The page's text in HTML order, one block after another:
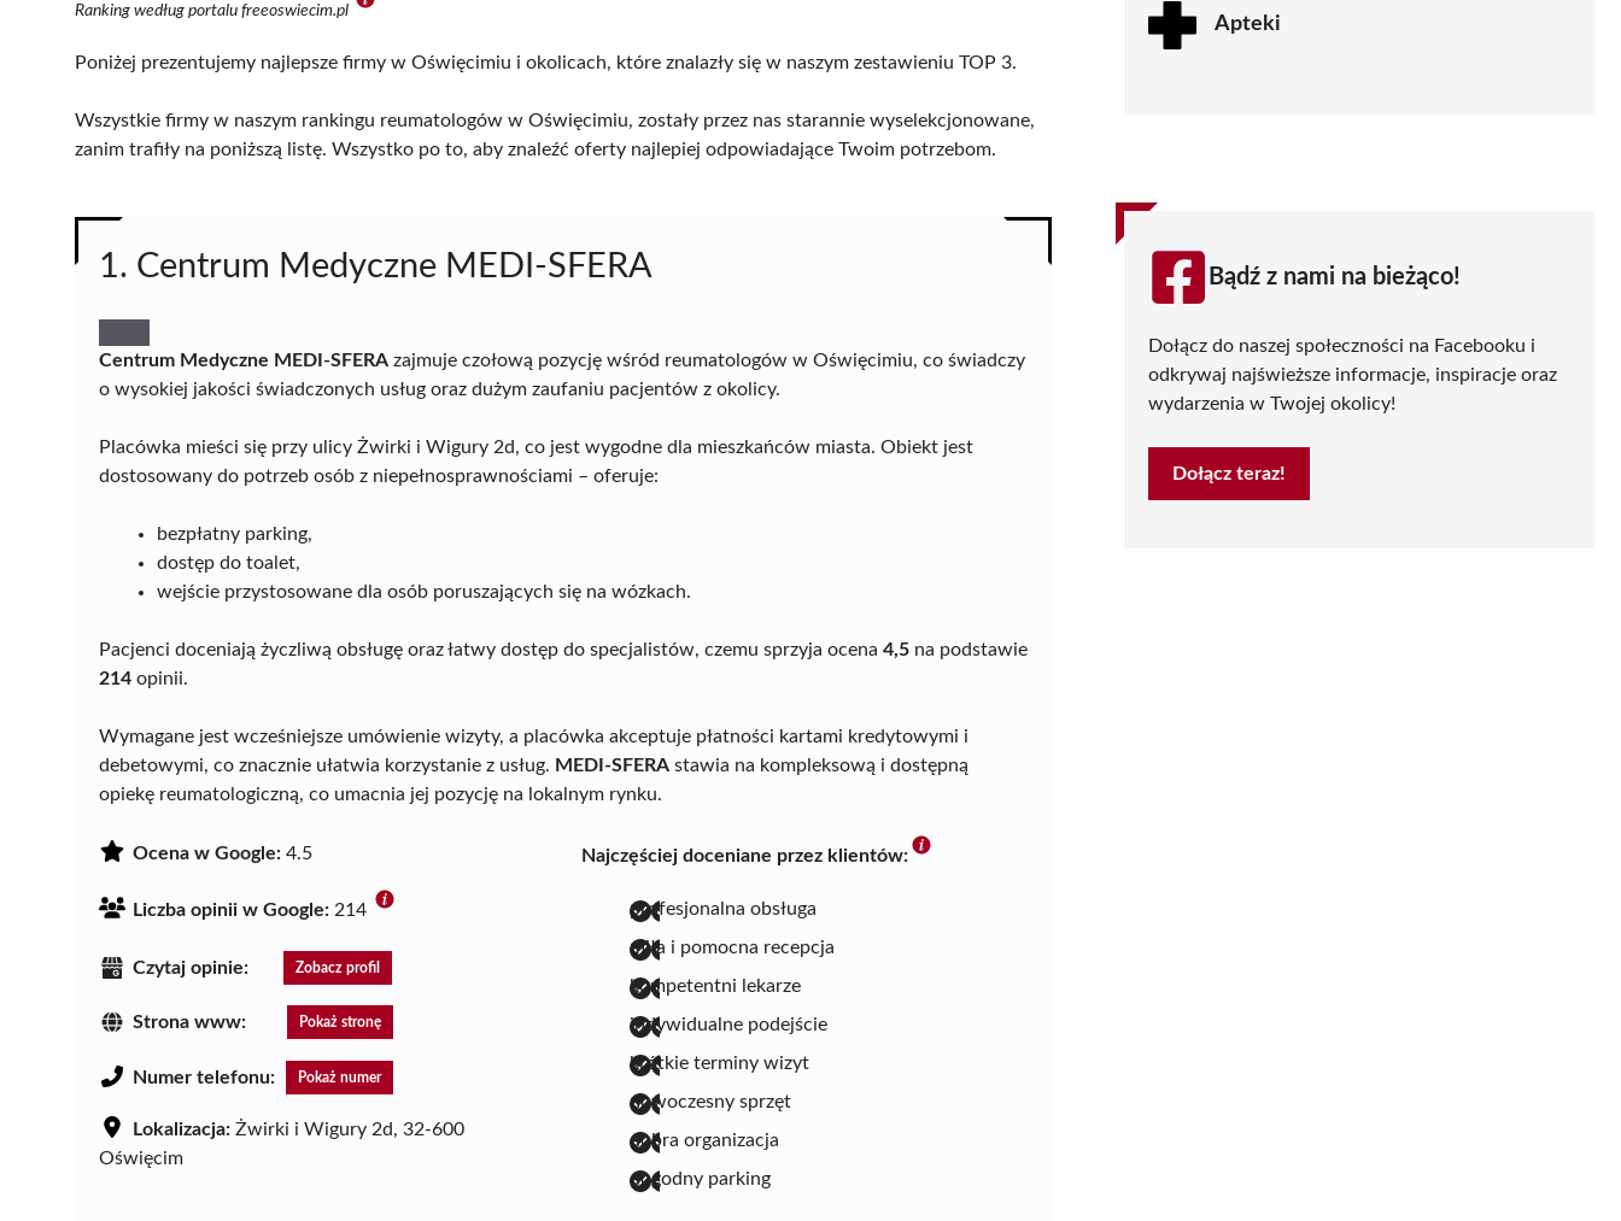
Ranking według portalu freeoswiecim.pl
Poniżej prezentujemy najlepsze firmy w Oświęcimiu i okolicach, które znalazły się w naszym zestawieniu TOP 3.
Wszystkie firmy w naszym rankingu reumatologów w Oświęcimiu, zostały przez nas starannie wyselekcjonowane,
zanim trafiły na poniższą listę. Wszystko po to, aby znaleźć oferty najlepiej odpowiadające Twoim potrzebom.
1. Centrum Medyczne MEDI-SFERA
Centrum Medyczne MEDI-SFERA zajmuje czołową pozycję wśród reumatologów w Oświęcimiu, co świadczy
o wysokiej jakości świadczonych usług oraz dużym zaufaniu pacjentów z okolicy.
Placówka mieści się przy ulicy Żwirki i Wigury 2d, co jest wygodne dla mieszkańców miasta. Obiekt jest
dostosowany do potrzeb osób z niepełnosprawnościami – oferuje:
bezpłatny parking,
dostęp do toalet,
wejście przystosowane dla osób poruszających się na wózkach.
Pacjenci doceniają życzliwą obsługę oraz łatwy dostęp do specjalistów, czemu sprzyja ocena 4,5 na podstawie
214 opinii.
Wymagane jest wcześniejsze umówienie wizyty, a placówka akceptuje płatności kartami kredytowymi i
debetowymi, co znacznie ułatwia korzystanie z usług. MEDI-SFERA stawia na kompleksową i dostępną
opiekę reumatologiczną, co umacnia jej pozycję na lokalnym rynku.
Ocena w Google: 4.5
Liczba opinii w Google: 214
Czytaj opinie: Zobacz profil
Strona www: Pokaż stronę
Numer telefonu: Pokaż numer
Lokalizacja: Żwirki i Wigury 2d, 32-600
Oświęcim
Najczęściej doceniane przez klientów:
profesjonalna obsługa
miła i pomocna recepcja
kompetentni lekarze
indywidualne podejście
krótkie terminy wizyt
nowoczesny sprzęt
dobra organizacja
dogodny parking
Apteki
Bądź z nami na bieżąco!
Dołącz do naszej społeczności na Facebooku i
odkrywaj najświeższe informacje, inspiracje oraz
wydarzenia w Twojej okolicy!
Dołącz teraz!